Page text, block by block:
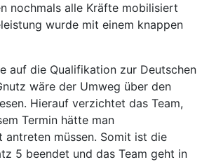
nochmals alle Kräfte mobilisiert
wurde mit einem knappen
auf die Qualifikation zur Deutschen
wäre der Umweg über den
Hierauf verzichtet das Team,
Termin hätte man
antreten müssen. Somit ist die
5 beendet und das Team geht in